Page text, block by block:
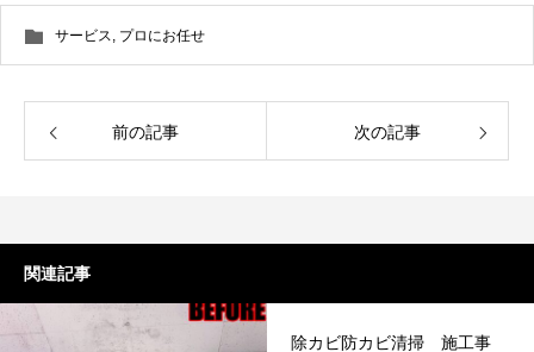
サービス, プロにお任せ
前の記事 次の記事
関連記事
除カビ防カビ清掃 施工事